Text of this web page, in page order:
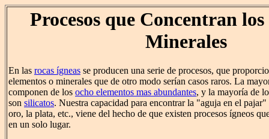
Procesos que Concentran los
Minerales
En las rocas ígneas se producen una serie de procesos, que
elementos o minerales que de otro modo serían casos raros. La
componen de los ocho elementos mas abundantes, y la mayoría de
son silicatos. Nuestra capacidad para encontrar la "aguja en el
oro, la plata, etc., viene del hecho de que existen procesos ígneos
en un solo lugar.